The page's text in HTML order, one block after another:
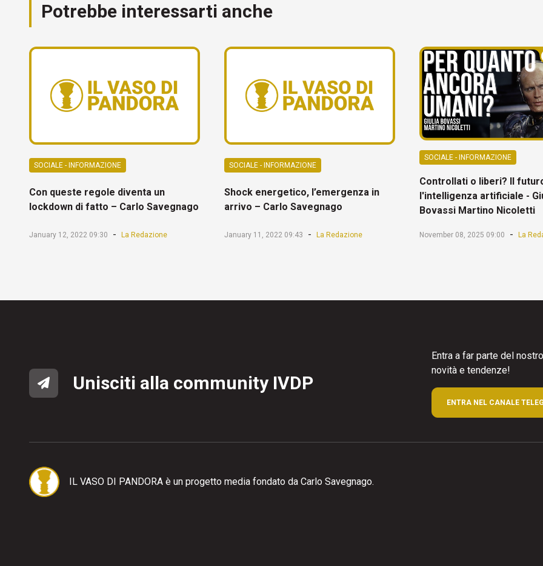
Potrebbe interessarti anche
SOCIALE - INFORMAZIONE
Con queste regole diventa un
lockdown di fatto – Carlo Savegnago
January 12, 2022 09:30 - La Redazione
SOCIALE - INFORMAZIONE
Shock energetico, l’emergenza in
arrivo – Carlo Savegnago
January 11, 2022 09:43 - La Redazione
SOCIALE - INFORMAZIONE
Controllati o liberi? Il
l'intelligenza artificiale -
Bovassi Martino Nicoletti
November 08, 2025 09:00 - La
Unisciti alla community IVDP
Entra a far parte del
novità e tendenze!
ENTRA NEL CANALE
IL VASO DI PANDORA è un progetto media fondato da Carlo Savegnago.